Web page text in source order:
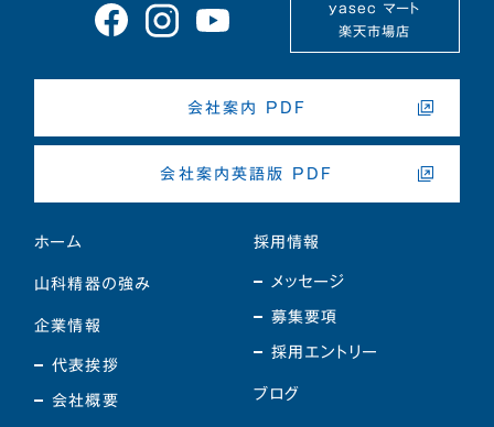
yasec マート
楽天市場店
会社案内 PDF
会社案内英語版 PDF
ホーム
山科精器の強み
企業情報
代表挨拶
会社概要
採用情報
メッセージ
募集要項
採用エントリー
ブログ